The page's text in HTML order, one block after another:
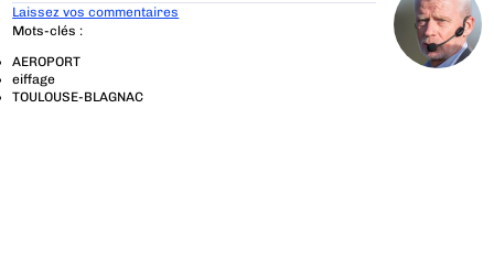
Laissez vos commentaires
Mots-clés :
AEROPORT
eiffage
TOULOUSE-BLAGNAC